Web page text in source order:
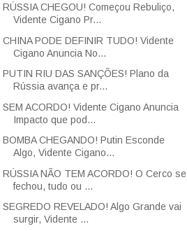
RÚSSIA CHEGOU! Começou Rebuliço,
Vidente Cigano Pr...
CHINA PODE DEFINIR TUDO! Vidente
Cigano Anuncia No...
PUTIN RIU DAS SANÇÕES! Plano da
Rússia avança e pr...
SEM ACORDO! Vidente Cigano Anuncia
Impacto que pod...
BOMBA CHEGANDO! Putin Esconde
Algo, Vidente Cigano...
RÚSSIA NÃO TEM ACORDO! O Cerco se
fechou, tudo ou ...
SEGREDO REVELADO! Algo Grande vai
surgir, Vidente ...